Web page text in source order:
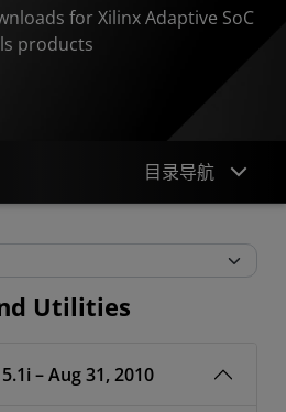
for Xilinx Adaptive SoC
products
目录导航
Legacy Tools and Utilities
Utilities
– Aug 31, 2010